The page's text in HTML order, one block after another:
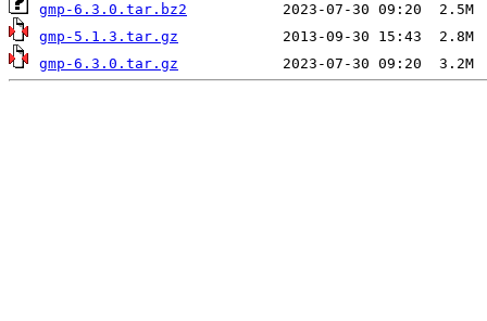
gmp-6.3.0.tar.bz2
gmp-5.1.3.tar.gz
gmp-6.3.0.tar.gz